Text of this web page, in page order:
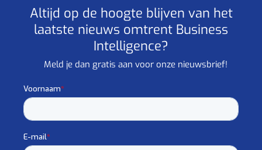
Altijd op de hoogte blijven van het
laatste nieuws omtrent Business
Intelligence?
Meld je dan gratis aan voor onze nieuwsbrief!